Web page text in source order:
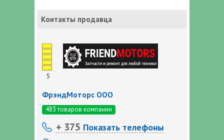
Контакты продавца
5
ФрэндМоторс ООО
483 товаров компании
+ 375 Показать телефоны